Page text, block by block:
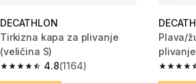
DECATHLON
Tirkizna kapa za plivanje
(veličina S)
4.8
4.8 od 5 zvezdica from 1164 Recenzije
(1164)
Plava/
– Drago
4.6 od